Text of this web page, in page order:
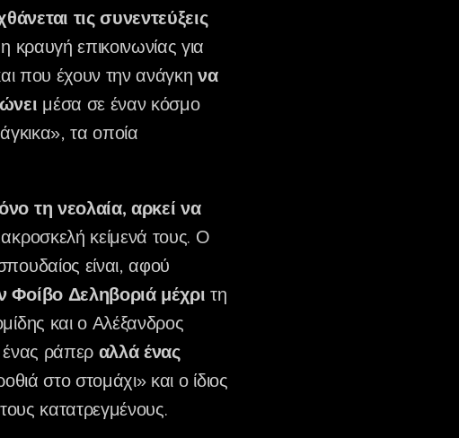
τις συνεντεύξεις
επικοινωνίας για
που έχουν την ανάγκηνα
μέσα σε έναν κόσμο
τα οποία
τη νεολαία, αρκεί να
κείμενά τους. Ο
είναι, αφού
Φοίβο Δεληβοριά μέχρι τη
και ο Αλέξανδρος
ράπεραλλά ένας
στο στομάχι» και ο ίδιος
κατατρεγμένους.